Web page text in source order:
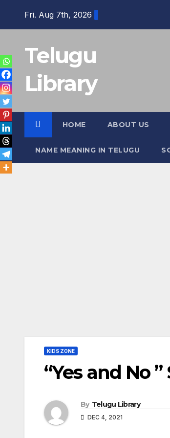
Fri. Aug 7th, 2026
Telugu
Library
HOME ABOUT US
NAME MEANING IN TELUGU
KIDS ZONE
“Yes and No
By Telugu Library
DEC 4, 2021